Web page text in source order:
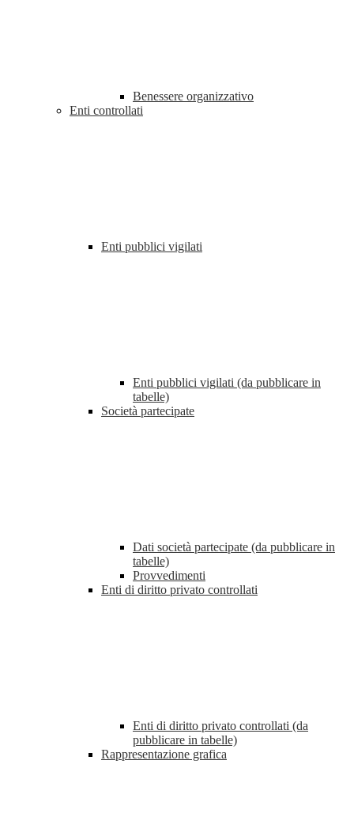
Benessere organizzativo
Enti controllati
Enti pubblici vigilati
Enti pubblici vigilati (da pubblicare in
tabelle)
Società partecipate
Dati società partecipate (da pubblicare in
tabelle)
Provvedimenti
Enti di diritto privato controllati
Enti di diritto privato controllati (da
pubblicare in tabelle)
Rappresentazione grafica